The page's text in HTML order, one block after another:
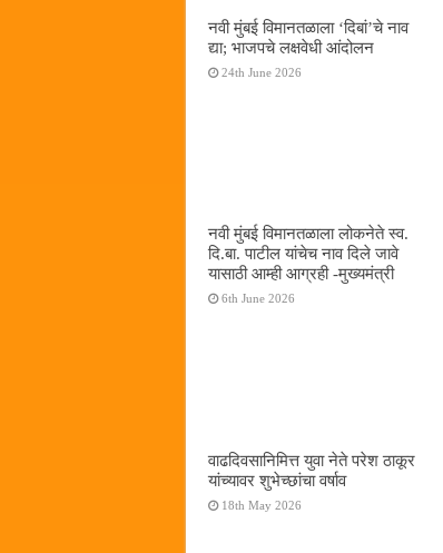
नवी मुंबई विमानतळाला ‌‘दिबां‌’चे नाव
द्या; भाजपचे लक्षवेधी आंदोलन
24th June 2026
नवी मुंबई विमानतळाला लोकनेते स्व.
दि.बा. पाटील यांचेच नाव दिले जावे
यासाठी आम्ही आग्रही -मुख्यमंत्री
6th June 2026
वाढदिवसानिमित्त युवा नेते परेश ठाकूर
यांच्यावर शुभेच्छांचा वर्षाव
18th May 2026